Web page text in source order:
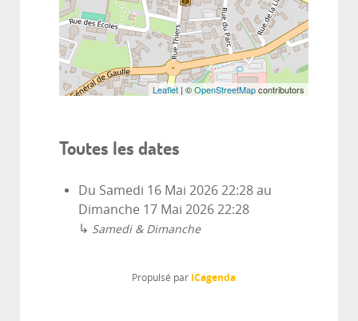
Leaflet | ©OpenStreetMapcontributors
Toutes les dates
Du Samedi 16 Mai 2026 22:28 au
Dimanche 17 Mai 2026 22:28
↳ Samedi & Dimanche
Propulsé par iCagenda